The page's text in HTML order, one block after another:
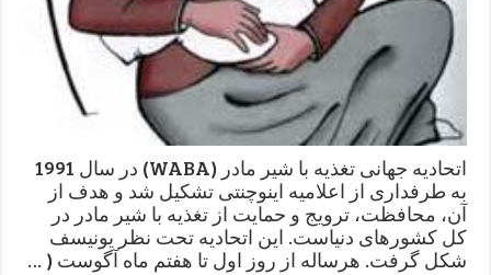
اتحادیه جهانی تغذیه با شیر مادر (WABA) در سال 1991
به طرفداری از اعلامیه اینوچنتی تشکیل شد و هدف از
آن، محافظت، ترویج و حمایت از تغذیه با شیر مادر در
کل کشورهای دنیاست. این اتحادیه تحت نظر یونیسف
شکل گرفت. هرساله از روز اول تا هفتم ماه آگوست ( …